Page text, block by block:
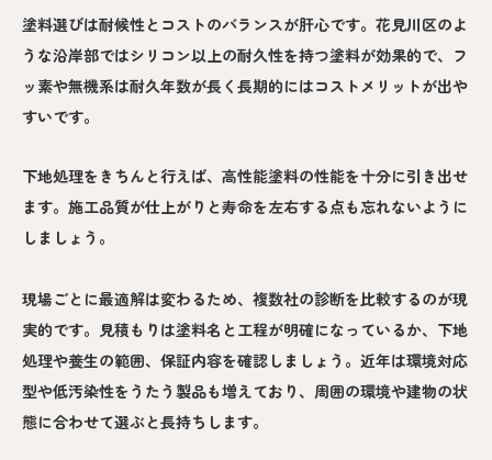
塗料選びは耐候性とコストのバランスが肝心です。花見川区のよ
うな沿岸部ではシリコン以上の耐久性を持つ塗料が効果的で、フ
ッ素や無機系は耐久年数が長く長期的にはコストメリットが出や
すいです。
下地処理をきちんと行えば、高性能塗料の性能を十分に引き出せ
ます。施工品質が仕上がりと寿命を左右する点も忘れないように
しましょう。
現場ごとに最適解は変わるため、複数社の診断を比較するのが現
実的です。見積もりは塗料名と工程が明確になっているか、下地
処理や養生の範囲、保証内容を確認しましょう。近年は環境対応
型や低汚染性をうたう製品も増えており、周囲の環境や建物の状
態に合わせて選ぶと長持ちします。